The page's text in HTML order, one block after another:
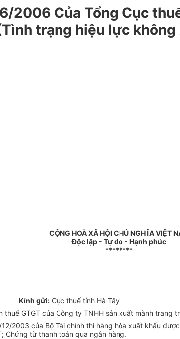
2006 Của Tổng Cục
trạng hiệu lực
CỘNG HOÀ XÃ HỘI CHỦ NGHĨA VIỆT
Độc lập - Tự do - Hạnh phúc
********
Kính gửi:Cục thuế tỉnh Hà Tây
GTGT của Công ty TNHH sản xuất mành trang
12/2003 của Bộ Tài chính thì hàng hóa xuất khẩu
Chứng từ thanh toán qua ngân hàng.